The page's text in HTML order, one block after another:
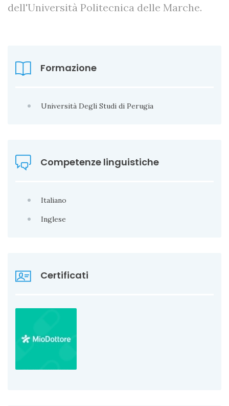
dell'Università Politecnica delle Marche.
Formazione
Università Degli Studi di Perugia
Competenze linguistiche
Italiano
Inglese
Certificati